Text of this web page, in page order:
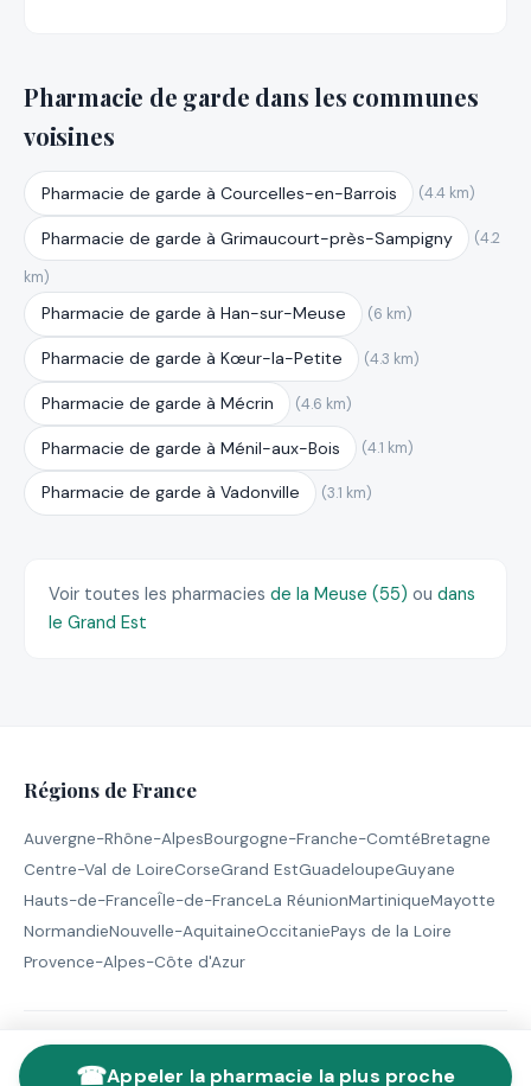
☎Appeler la pharmacie la plus proche
Pharmacie de garde dans les communes
voisines
Pharmacie de garde à Courcelles-en-Barrois (4.4 km)
Pharmacie de garde à Grimaucourt-près-Sampigny (4.2
km)
Pharmacie de garde à Han-sur-Meuse (6 km)
Pharmacie de garde à Kœur-la-Petite (4.3 km)
Pharmacie de garde à Mécrin (4.6 km)
Pharmacie de garde à Ménil-aux-Bois (4.1 km)
Pharmacie de garde à Vadonville (3.1 km)
Voir toutes les pharmacies de la Meuse (55) ou dans
le Grand Est
Régions de France
Auvergne-Rhône-AlpesBourgogne-Franche-ComtéBretagne
Centre-Val de LoireCorseGrand EstGuadeloupeGuyane
Hauts-de-FranceÎle-de-FranceLa RéunionMartiniqueMayotte
NormandieNouvelle-AquitaineOccitaniePays de la Loire
Provence-Alpes-Côte d'Azur
© 2026 Pharmacie de Garde - Tous droits réservés |Mentions
légales